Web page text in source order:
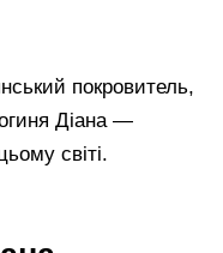
покровитель,
Діана —
світі.